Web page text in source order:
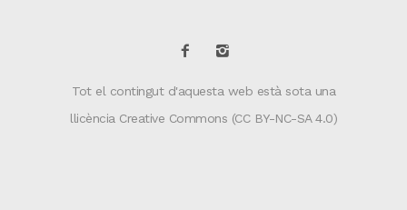
Tot el contingut d'aquesta web està sota una
llicència Creative Commons (CC BY-NC-SA 4.0)